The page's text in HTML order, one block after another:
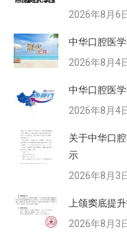
2026年8月6
中华口腔医
2026年8月4
中华口腔医
2026年8月4
关于中华口
示
2026年8月3
上颌窦底提
2026年8月3